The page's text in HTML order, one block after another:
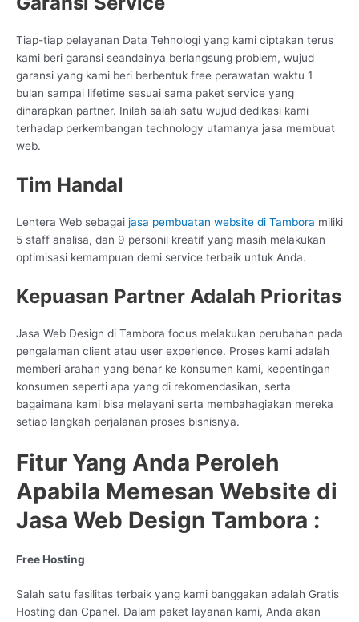
Tiap-tiap pelayanan Data Tehnologi yang kami ciptakan terus
kami beri garansi seandainya berlangsung problem, wujud
garansi yang kami beri berbentuk free perawatan waktu 1
bulan sampai lifetime sesuai sama paket service yang
diharapkan partner. Inilah salah satu wujud dedikasi kami
terhadap perkembangan technology utamanya jasa membuat
web.
Tim Handal
Lentera Web sebagai jasa pembuatan website di Tambora miliki
5 staff analisa, dan 9 personil kreatif yang masih melakukan
optimisasi kemampuan demi service terbaik untuk Anda.
Kepuasan Partner Adalah Prioritas
Jasa Web Design di Tambora focus melakukan perubahan pada
pengalaman client atau user experience. Proses kami adalah
memberi arahan yang benar ke konsumen kami, kepentingan
konsumen seperti apa yang di rekomendasikan, serta
bagaimana kami bisa melayani serta membahagiakan mereka
setiap langkah perjalanan proses bisnisnya.
Fitur Yang Anda Peroleh
Apabila Memesan Website di
Jasa Web Design Tambora :
Free Hosting
Salah satu fasilitas terbaik yang kami banggakan adalah Gratis
Hosting dan Cpanel. Dalam paket layanan kami, Anda akan